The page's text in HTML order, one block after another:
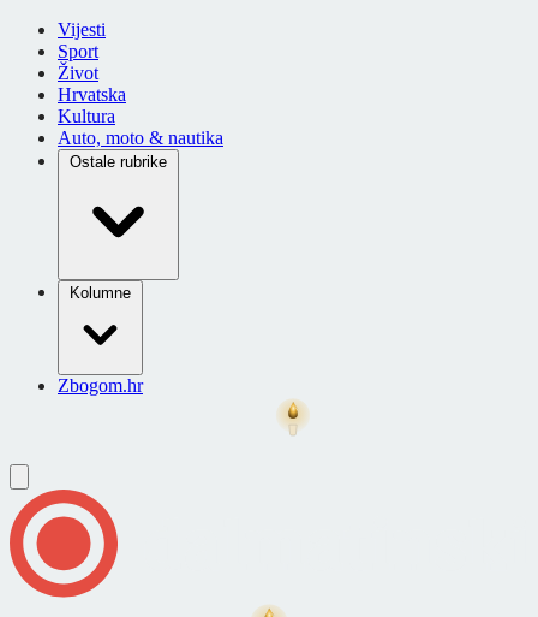
Vijesti
Sport
Život
Hrvatska
Kultura
Auto, moto & nautika
Ostale rubrike
Kolumne
Zbogom.hr